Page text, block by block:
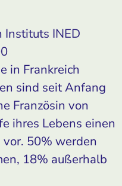
Instituts INED
in Frankreich
sind seit Anfang
Französin von
ihres Lebens einen
50% werden
18% außerhalb